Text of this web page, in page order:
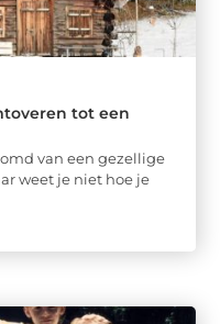
tot een
van een gezellige
weet je niet hoe je